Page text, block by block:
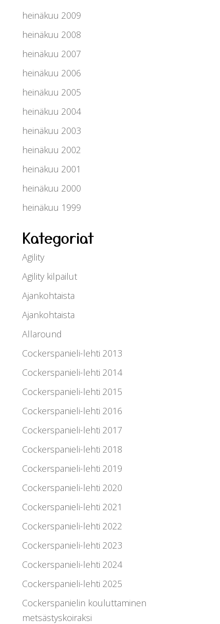
heinäkuu 2009
heinäkuu 2008
heinäkuu 2007
heinäkuu 2006
heinäkuu 2005
heinäkuu 2004
heinäkuu 2003
heinäkuu 2002
heinäkuu 2001
heinäkuu 2000
heinäkuu 1999
Kategoriat
Agility
Agility kilpailut
Ajankohtaista
Ajankohtaista
Allaround
Cockerspanieli-lehti 2013
Cockerspanieli-lehti 2014
Cockerspanieli-lehti 2015
Cockerspanieli-lehti 2016
Cockerspanieli-lehti 2017
Cockerspanieli-lehti 2018
Cockerspanieli-lehti 2019
Cockerspanieli-lehti 2020
Cockerspanieli-lehti 2021
Cockerspanieli-lehti 2022
Cockerspanieli-lehti 2023
Cockerspanieli-lehti 2024
Cockerspanieli-lehti 2025
Cockerspanielin kouluttaminen
metsästyskoiraksi